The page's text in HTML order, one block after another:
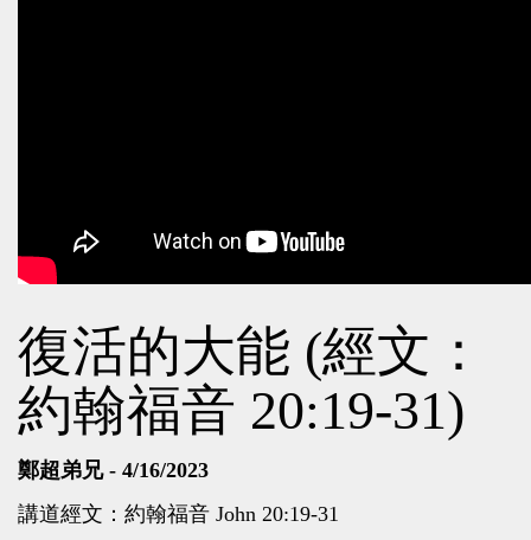
復活的大能 (經文：
約翰福音 20:19-31)
鄭超弟兄 - 4/16/2023
講道經文：約翰福音 John 20:19-31